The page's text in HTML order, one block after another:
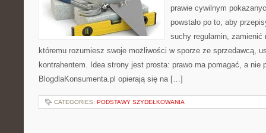
prawie cywilnym
powstało po to, aby
suchy regulamin,
któremu rozumiesz swoje możliwości w sporze ze sprzedawcą,
kontrahentem. Idea strony jest prosta: prawo ma pomagać, a nie
BlogdlaKonsumenta.pl opierają się na […]
CATEGORIES: PODSTAWY SZYDEŁKOWANIA